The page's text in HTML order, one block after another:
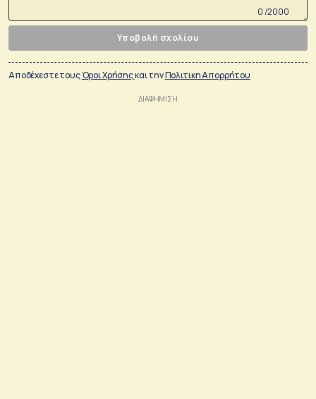
0 /2000
Υποβολή σχολίου
Αποδέχεστε τουςΌροι Χρήσηςκαι τηνΠολιτικη Απορρήτου